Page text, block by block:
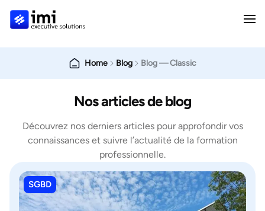
Home Blog Blog — Classic
Nos articles de blog
Découvrez nos derniers articles pour approfondir vos
connaissances et suivre l’actualité de la formation
professionnelle.
SGBD